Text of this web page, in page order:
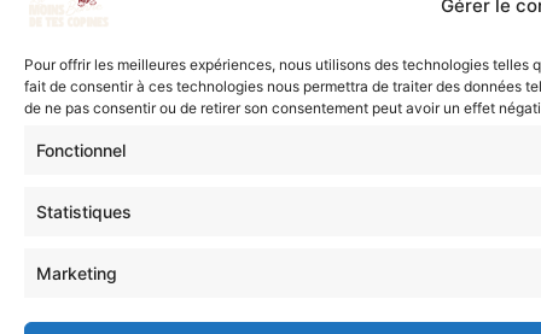
Gérer le
Pour offrir les meilleures expériences, nous utilisons des technologies
fait de consentir à ces technologies nous permettra de traiter des données
de ne pas consentir ou de retirer son consentement peut avoir un effet
Fonctionnel
Statistiques
Marketing